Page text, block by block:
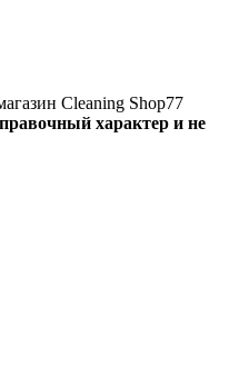
Cleaning Shop77
характер и не